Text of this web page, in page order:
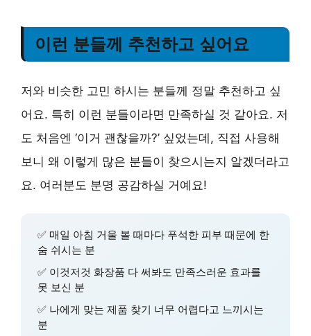
이런 분들께 추천하고 싶어요
저와 비슷한 고민 하시는 분들께 정말 추천하고 싶
어요. 특히 이런 분들이라면 만족하실 것 같아요. 저
도 처음엔 ‘이거 괜찮을까?’ 싶었는데, 직접 사용해
보니 왜 이렇게 많은 분들이 찾으시는지 알겠더라고
요. 여러분도 분명 공감하실 거예요!
✅ 매일 아침 거울 볼 때마다 푸석한 피부 때문에 한
숨 쉬시는 분
✅ 이것저것 화장품 다 써봐도 만족스러운 효과를
못 보신 분
✅ 나에게 맞는 제품 찾기 너무 어렵다고 느끼시는
분